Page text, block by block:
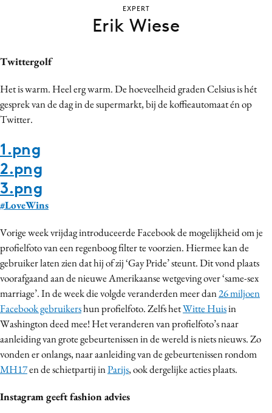
Contentmarketing
Craft
Customer Experience
Data & Insights
Digital transformation
Diversiteit
Effectiviteit
Gedragsverandering
Influencer marketing
Interne communicatie
Martech
Media
Merkstrategie
PR
Programmatic
Purpose Marketing
Reputatie & crisis
Twittergolf
Het is warm. Heel erg warm. De hoeveelheid graden Celsius is hét
gesprek van de dag in de supermarkt, bij de koffieautomaat én op
Twitter.
1.png
2.png
3.png
#LoveWins
Vorige week vrijdag introduceerde Facebook de mogelijkheid om je
profielfoto van een regenboog filter te voorzien. Hiermee kan de
gebruiker laten zien dat hij of zij ‘Gay Pride’ steunt. Dit vond plaats
voorafgaand aan de nieuwe Amerikaanse wetgeving over ‘same-sex
marriage’. In de week die volgde veranderden meer dan26 miljoen
Facebook gebruikershun profielfoto. Zelfs hetWitte Huisin
Washington deed mee! Het veranderen van profielfoto’s naar
aanleiding van grote gebeurtenissen in de wereld is niets nieuws. Zo
vonden er onlangs, naar aanleiding van de gebeurtenissen rondom
MH17en de schietpartij inParijs, ook dergelijke acties plaats.
Instagram geeft fashion advies
EXPERT
Erik Wiese